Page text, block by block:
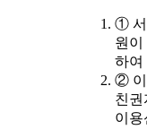
① 서
원이
하여
② 이
친권
이용